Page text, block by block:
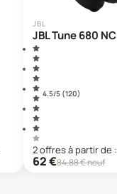
JBL
JBL Tune 680 NC
4.5/5 (120)
2offresà partir de :
62€84,88€ neuf